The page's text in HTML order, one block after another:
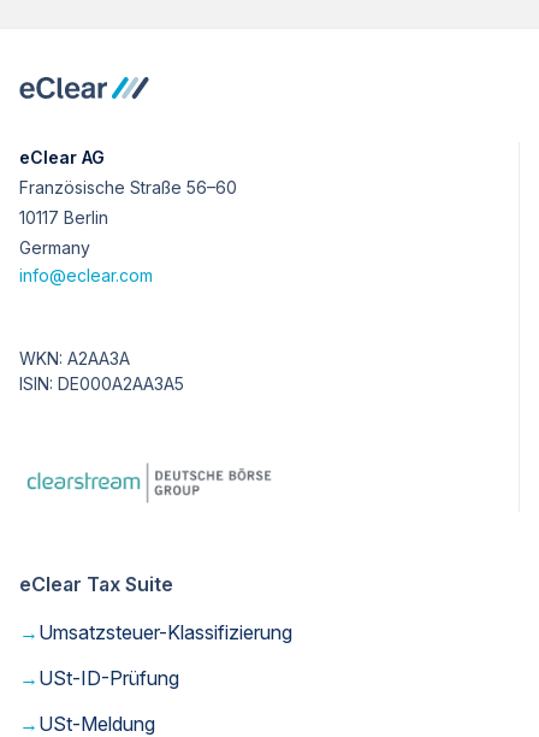
eClear AG
Französische Straße 56–60
10117 Berlin
Germany
info@eclear.com
WKN: A2AA3A
ISIN: DE000A2AA3A5
eClear Tax Suite
→ Umsatzsteuer-Klassifizierung
→ USt-ID-Prüfung
→ USt-Meldung